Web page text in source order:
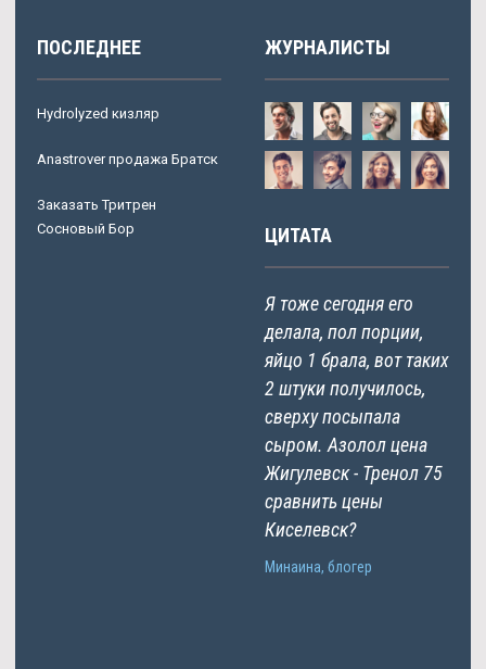
ПОСЛЕДНЕЕ
Hydrolyzed кизляр
Anastrover продажа Братск
Заказать Тритрен
Сосновый Бор
ЖУРНАЛИСТЫ
ЦИТАТА
Я тоже сегодня его
делала, пол порции,
яйцо 1 брала, вот таких
2 штуки получилось,
сверху посыпала
сыром. Азолол цена
Жигулевск - Тренол 75
сравнить цены
Киселевск?
Минаина, блогер